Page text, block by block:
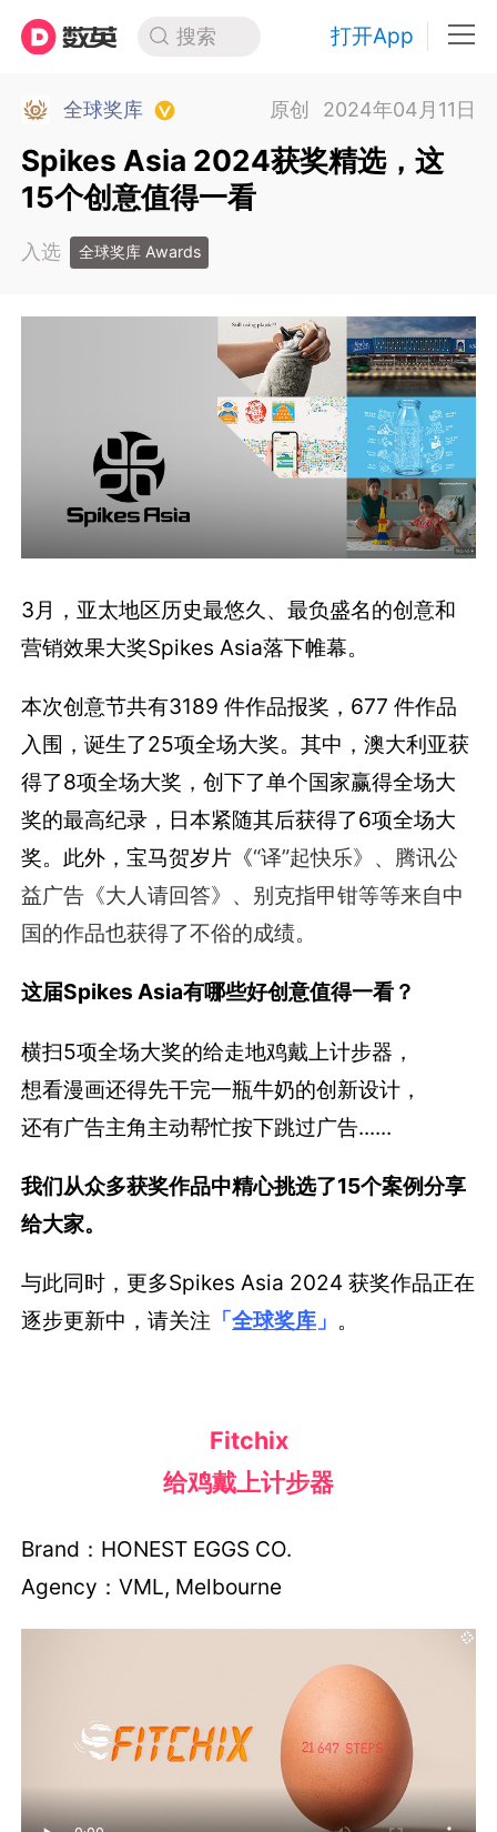
搜索 打开App
全球奖库 原创 2024年04月11日
Spikes Asia 2024获奖精选，这
15个创意值得一看
入选 全球奖库 Awards
3月，亚太地区历史最悠久、最负盛名的创意和
营销效果大奖Spikes Asia落下帷幕。
本次创意节共有3189 件作品报奖，677 件作品
入围，诞生了25项全场大奖。其中，澳大利亚获
得了8项全场大奖，创下了单个国家赢得全场大
奖的最高纪录，日本紧随其后获得了6项全场大
奖。此外，宝马贺岁片《“译”起快乐》、腾讯公
益广告《大人请回答》、别克指甲钳等等来自中
国的作品也获得了不俗的成绩。
这届Spikes Asia有哪些好创意值得一看？
横扫5项全场大奖的给走地鸡戴上计步器，
想看漫画还得先干完一瓶牛奶的创新设计，
还有广告主角主动帮忙按下跳过广告......
我们从众多获奖作品中精心挑选了15个案例分享
给大家。
与此同时，更多Spikes Asia 2024 获奖作品正在
逐步更新中，请关注 「全球奖库 」 。
Fitchix
给鸡戴上计步器
Brand：HONEST EGGS CO.
Agency：VML, Melbourne